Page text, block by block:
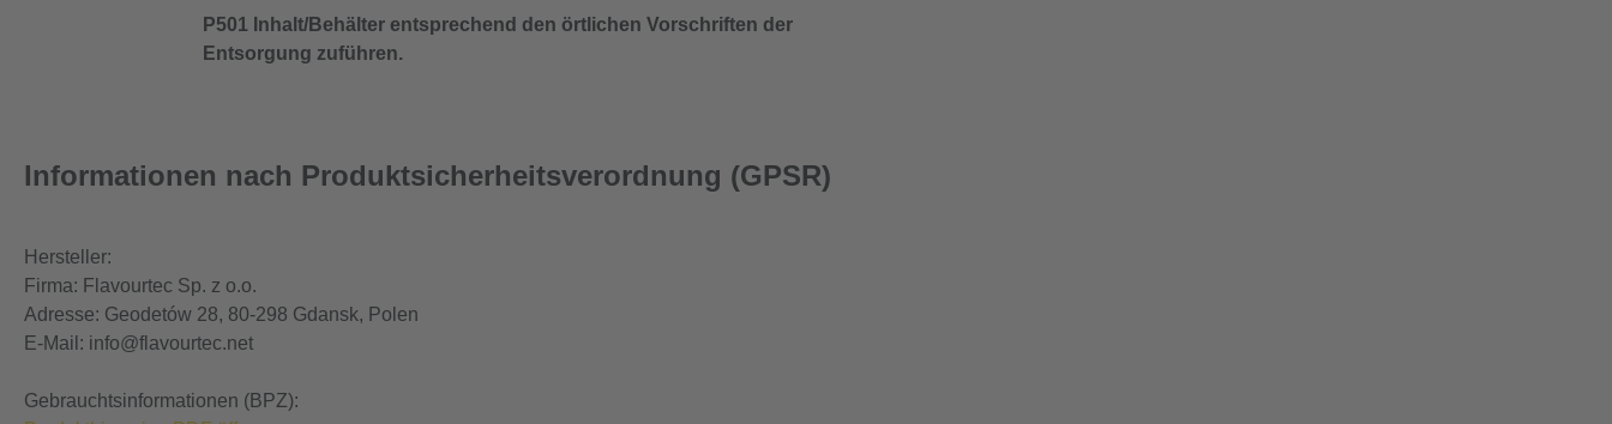
P501 Inhalt/Behälter entsprechend den örtlichen Vorschriften der
Entsorgung zuführen.
Informationen nach Produktsicherheitsverordnung (GPSR)
Hersteller:
Firma: Flavourtec Sp. z o.o.
Adresse: Geodetów 28, 80-298 Gdansk, Polen
E-Mail: info@flavourtec.net
Gebrauchtsinformationen (BPZ):